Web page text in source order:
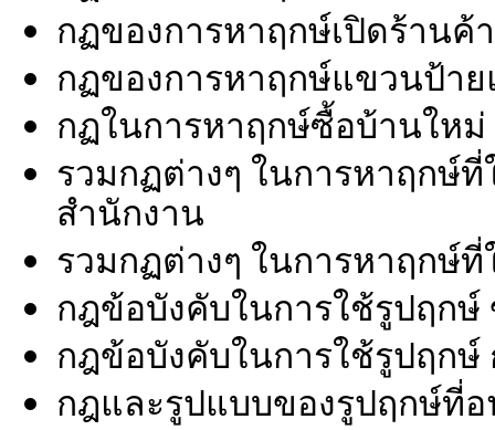
กฏของการหาฤกษ์เปิดร้านค้
กฏของการหาฤกษ์แขวนป้าย
กฏในการหาฤกษ์ซื้อบ้านให
รวมกฏต่างๆ ในการหาฤกษ์
สำนักงาน
รวมกฏต่างๆ ในการหาฤกษ์
กฎข้อบังคับในการใช้รูปฤก
กฎข้อบังคับในการใช้รูปฤกษ์
กฎและรูปแบบของรูปฤกษ์ที่